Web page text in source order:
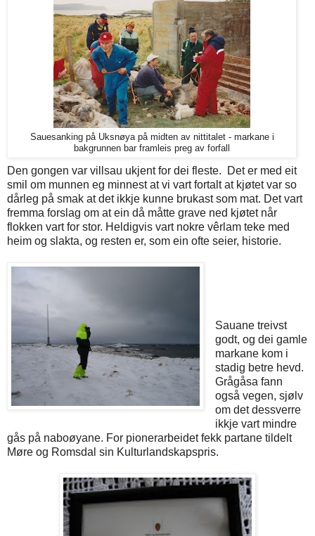
Sauesanking på Uksnøya på midten av nittitalet - markane i
bakgrunnen bar framleis preg av forfall
Den gongen var villsau ukjent for dei fleste. Det er med eit
smil om munnen eg minnest at vi vart fortalt at kjøtet var so
dårleg på smak at det ikkje kunne brukast som mat. Det vart
fremma forslag om at ein då måtte grave ned kjøtet når
flokken vart for stor. Heldigvis vart nokre vêrlam teke med
heim og slakta, og resten er, som ein ofte seier, historie.
Sauane treivst
godt, og dei gamle
markane kom i
stadig betre hevd.
Grågåsa fann
også vegen, sjølv
om det dessverre
ikkje vart mindre
gås på naboøyane. For pionerarbeidet fekk partane tildelt
Møre og Romsdal sin Kulturlandskapspris.